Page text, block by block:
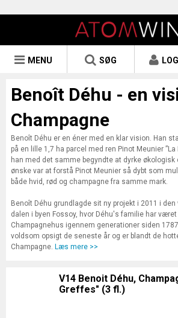
SØG
MENU
Benoît Déhu - en
Champagne
Benoît Déhu er en éner med en klar vision. Han
på en lille 1,7 ha parcel med ren Pinot Meunier
han med det samme begyndte at dyrke økologisk
ønske var at forstå Pinot Meunier så dybt som
både hvid, rød og champagne fra samme mark.
Benoît Déhu grundlagde sit ny projekt i 2011 i
dalen i byen Fossoy, hvor Déhu's familie har
Champagnehus igennem generationer siden
voldsom opsigt de seneste år og er blandt de
Champagne. Læs mere >>
V14 Benoit Déhu,
Greffes" (3 fl.)